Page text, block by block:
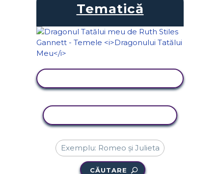
Tematică
CĂUTARE